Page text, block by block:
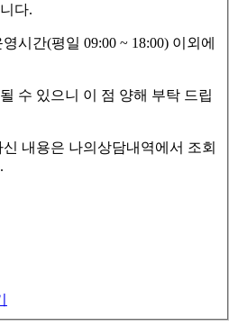
다.
시간(평일 09:00 ~ 18:00) 이외에
수 있으니 이 점 양해 부탁 드립
내용은 나의상담내역에서 조회